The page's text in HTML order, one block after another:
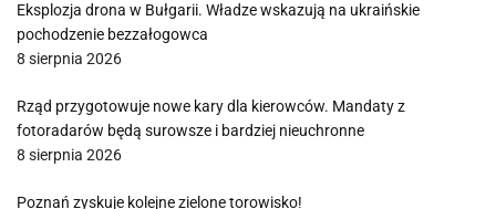
Eksplozja drona w Bułgarii. Władze wskazują na ukraińskie
pochodzenie bezzałogowca
8 sierpnia 2026
Rząd przygotowuje nowe kary dla kierowców. Mandaty z
fotoradarów będą surowsze i bardziej nieuchronne
8 sierpnia 2026
Poznań zyskuje kolejne zielone torowisko!